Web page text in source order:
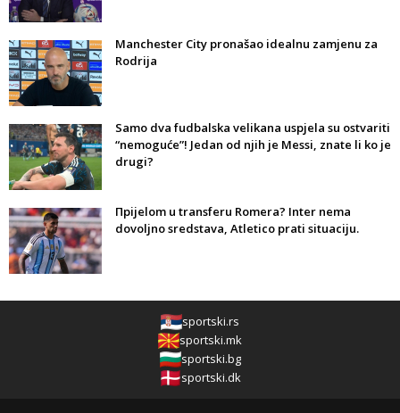
Manchester City pronašao idealnu zamjenu za
Rodrija
Samo dva fudbalska velikana uspjela su ostvariti
“nemoguće”! Jedan od njih je Messi, znate li ko je
drugi?
Прijelom u transferu Romera? Inter nema
dovoljno sredstava, Atletico prati situaciju.
sportski.rs
sportski.mk
sportski.bg
sportski.dk